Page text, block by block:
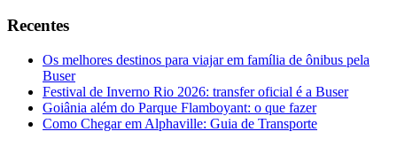
Recentes
Os melhores destinos para viajar em família de ônibus pela
Buser
Festival de Inverno Rio 2026: transfer oficial é a Buser
Goiânia além do Parque Flamboyant: o que fazer
Como Chegar em Alphaville: Guia de Transporte